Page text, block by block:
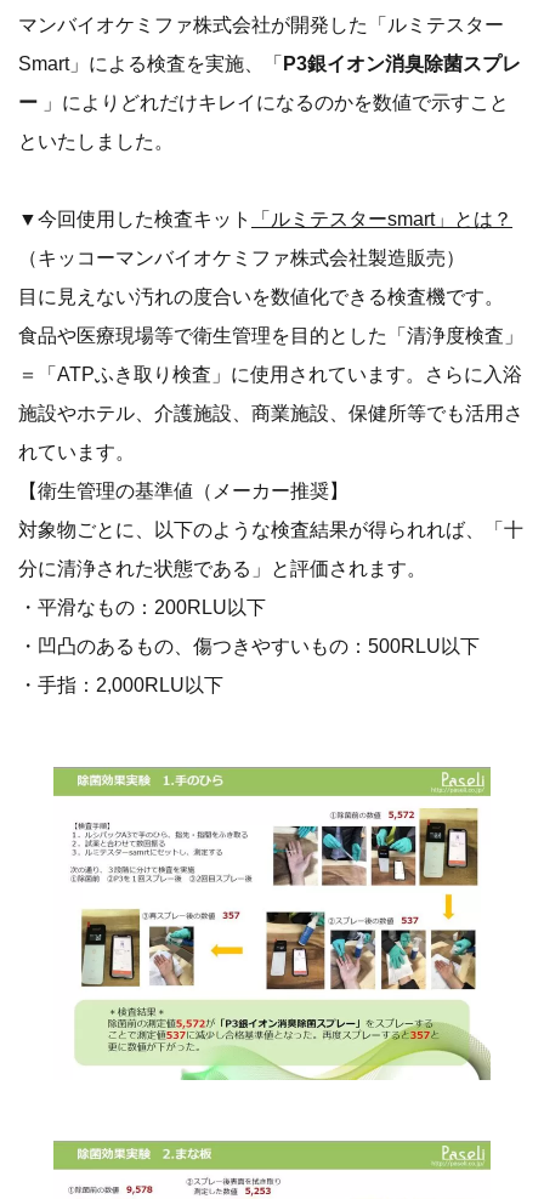
マンバイオケミファ株式会社が開発した「ルミテスター
Smart」による検査を実施、「 P3銀イオン消臭除菌スプレ
ー 」によりどれだけキレイになるのかを数値で示すこと
といたしました。
▼今回使用した検査キット
「ルミテスターsmart」とは？
（キッコーマンバイオケミファ株式会社製造販売）
目に見えない汚れの度合いを数値化できる検査機です。
食品や医療現場等で衛生管理を目的とした「清浄度検査」
＝「ATPふき取り検査」に使用されています。さらに入浴
施設やホテル、介護施設、商業施設、保健所等でも活用さ
れています。
【衛生管理の基準値（メーカー推奨】
対象物ごとに、以下のような検査結果が得られれば、「十
分に清浄された状態である」と評価されます。
・平滑なもの：200RLU以下
・凹凸のあるもの、傷つきやすいもの：500RLU以下
・手指：2,000RLU以下